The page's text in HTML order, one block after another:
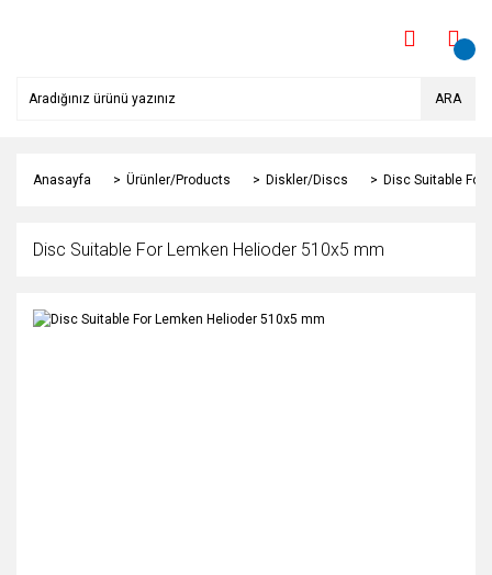
ARA
Anasayfa Ürünler/Products Diskler/Discs Disc Suitable For
Disc Suitable For Lemken Helioder 510x5 mm